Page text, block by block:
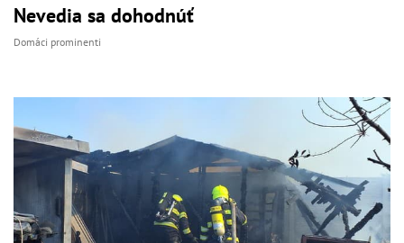
Nevedia sa dohodnúť
Domáci prominenti